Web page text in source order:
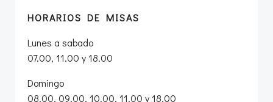
HORARIOS DE MISAS
Lunes a sabado
07.00, 11.00 y 18.00
Domingo
08.00, 09.00, 10.00, 11.00 y 18.00